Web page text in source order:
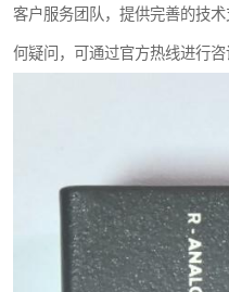
客户服务团队，提供完善的技
何疑问，可通过官方热线进行咨